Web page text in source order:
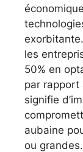
les
50% en
par rapport
signifie
aubaine
ou grandes.